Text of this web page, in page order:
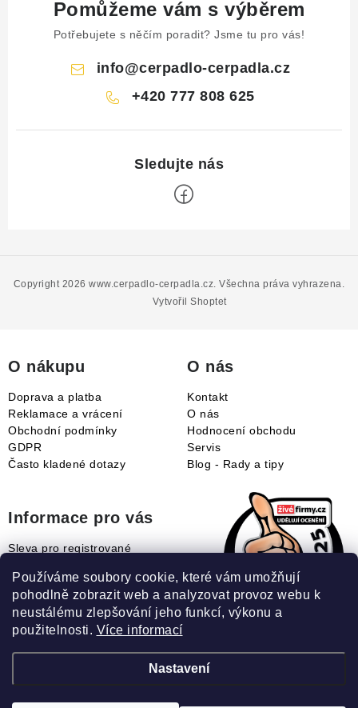
Používáme soubory cookie, které vám umožňují
pohodlně zobrazit web a analyzovat provoz webu k
neustálému zlepšování jeho funkcí, výkonu a
použitelnosti. Více informací
Nastavení
Pomůžeme vám s výběrem
Potřebujete s něčím poradit? Jsme tu pro vás!
info@cerpadlo-cerpadla.cz
+420 777 808 625
Vytvořil Shoptet
Copyright 2026www.cerpadlo-cerpadla.cz. Všechna práva vyhrazena.
O nákupu
Doprava a platba
Reklamace a vrácení
Obchodní podmínky
GDPR
Často kladené dotazy
O nás
Kontakt
O nás
Hodnocení obchodu
Servis
Blog - Rady a tipy
Informace pro vás
Sleva pro registrované
Jak uplatnit slevový kupón?
Jak nakupovat?
Slovník pojmů
Recenze našeho eshopu: